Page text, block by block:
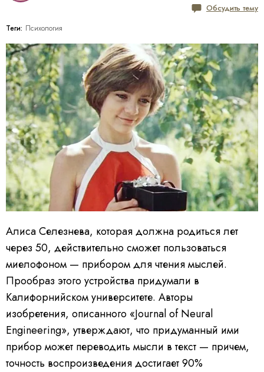
Обсудить тему
Теги: Психология
Алиса Селезнева, которая должна родиться лет
через 50, действительно сможет пользоваться
миелофоном — прибором для чтения мыслей.
Прообраз этого устройства придумали в
Калифорнийском университете. Авторы
изобретения, описанного «Journal of Neural
Engineering», утверждают, что придуманный ими
прибор может переводить мысли в текст — причем,
точность воспроизведения достигает 90%